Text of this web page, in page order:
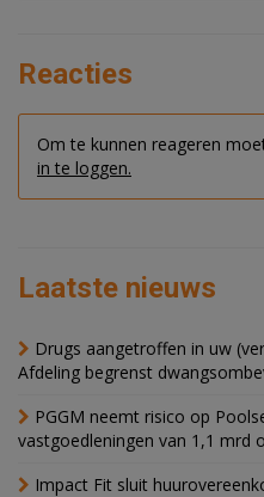
Reacties
Om te kunnen reageren
in te loggen.
Laatste nieuws
Drugs aangetroffen in uw
Afdeling begrenst
PGGM neemt risico op
vastgoedleningen van 1,1 mrd
Impact Fit sluit